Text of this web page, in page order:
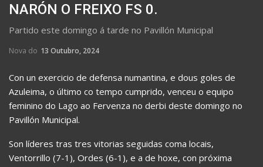
NARÓN O FREIXO FS 0.
Partido este domingo á tarde no Pavillón Municipal
Nova do 13 Outubro, 2024
Con un exercicio de defensa numantina, e dous goles de
Azuleima, o último co tempo cumprido, venceu o equipo
feminino do Lago ao Fervenza no derbi deste domingo no
Pavillón Municipal.
Son líderes tras tres vitorias seguidas coma locais,
Ventorrillo (7-1), Ordes (6-1), e a de hoxe, con próxima